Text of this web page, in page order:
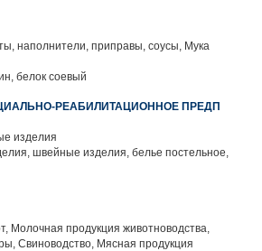
наполнители, приправы, соусы, Мука
белок соевый
РЕАБИЛИТАЦИОННОЕ ПРЕДП
изделия
швейные изделия, белье постельное,
Молочная продукция животноводства,
Свиноводство, Мясная продукция